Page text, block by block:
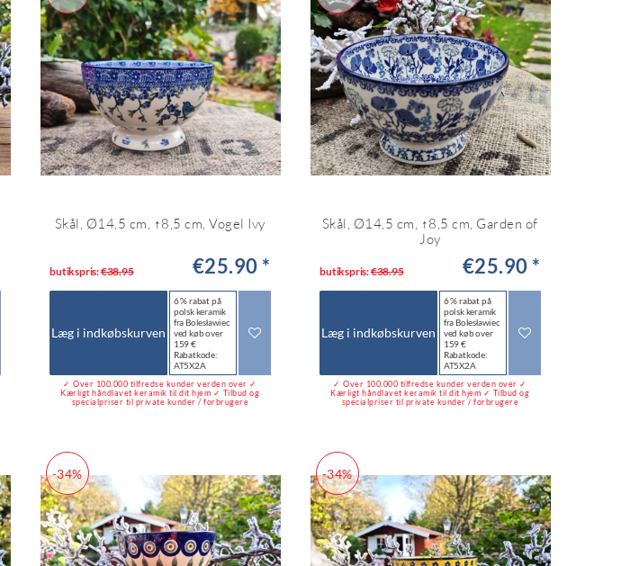
Skål, Ø14,5 cm, ↑8,5 cm, Vogel Ivy
butikspris:€38.95 €25.90 *
Læg i indkøbskurven
6 % rabat på
polsk keramik
fra Bolesławiec
ved køb over
159 €
Rabatkode:
AT5X2A
✓ Over 100.000 tilfredse kunder verden over ✓
Kærligt håndlavet keramik til dit hjem ✓ Tilbud og
specialpriser til private kunder / forbrugere
Skål, Ø14,5 cm, ↑8,5 cm, Garden of
Joy
butikspris:€38.95 €25.90 *
Læg i indkøbskurven
6 % rabat på
polsk keramik
fra Bolesławiec
ved køb over
159 €
Rabatkode:
AT5X2A
✓ Over 100.000 tilfredse kunder verden over ✓
Kærligt håndlavet keramik til dit hjem ✓ Tilbud og
specialpriser til private kunder / forbrugere
-34% -34%